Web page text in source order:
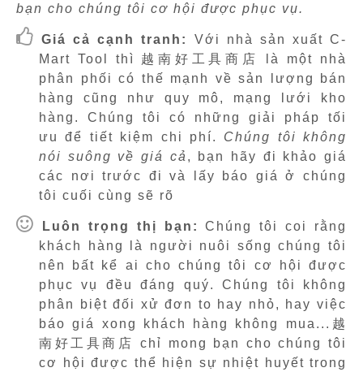
bạn cho chúng tôi cơ hội được phục vụ.
Giá cả cạnh tranh:
Với nhà sản xuất C-
Mart Tool thì 越南好工具商店 là một nhà
phân phối có thế mạnh về sản lượng bán
hàng cũng như quy mô, mạng lưới kho
hàng. Chúng tôi có những giải pháp tối
ưu để tiết kiệm chi phí. Chúng tôi không
nói suông về giá cả , bạn hãy đi khảo giá
các nơi trước đi và lấy báo giá ở chúng
tôi cuối cùng sẽ rõ
Luôn trọng thị bạn:
Chúng tôi coi rằng
khách hàng là người nuôi sống chúng tôi
nên bất kể ai cho chúng tôi cơ hội được
phục vụ đều đáng quý. Chúng tôi không
phân biệt đối xử đơn to hay nhỏ, hay việc
báo giá xong khách hàng không mua...越
南好工具商店 chỉ mong bạn cho chúng tôi
cơ hội được thể hiện sự nhiệt huyết trong